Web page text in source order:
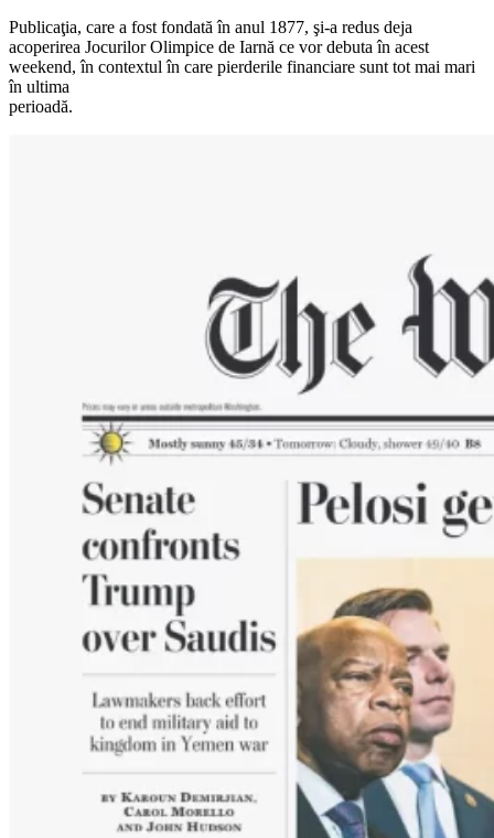
Publicaţia, care a fost fondată în anul 1877, şi-a redus deja
acoperirea Jocurilor Olimpice de Iarnă ce vor debuta în acest
weekend, în contextul în care pierderile financiare sunt tot mai mari
în ultima
perioadă.